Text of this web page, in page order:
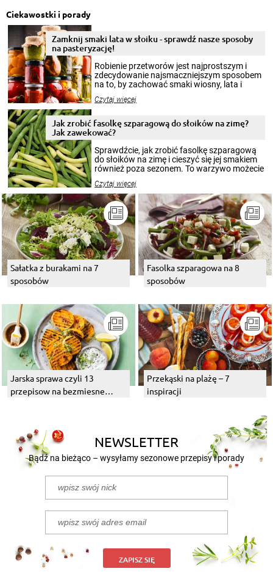
Ciekawostki i porady
Zamknij smaki lata w słoiku - sprawdź nasze sposoby
na pasteryzację!
Robienie przetworów jest najprostszym i
zdecydowanie najsmaczniejszym sposobem
na to, by zachować smaki wiosny, lata i
krajobrazów, by cieszyć nimi oko w sezonie
pełni poczuć atmosferę cieplejszych
miesięcy. Przygotowanie słoików ze
patenty, które pozwolą zachować świeżość
przetworów.
Czytaj więcej
Jak zrobić fasolkę szparagową do słoików na zimę?
Jak zawekować?
Sprawdźcie, jak zrobić fasolkę szparagową
do słoików na zimę i cieszyć się jej smakiem
również poza sezonem. To warzywo możecie
nasze propozycje!
Czytaj więcej
Sałatka z burakami na 7
sposobów
Fasolka szparagowa na 8
sposobów
Jarska sprawa czyli 13
przepisow na bezmiesne
Przekąski na plażę – 7
inspiracji
NEWSLETTER
Bądź na bieżąco – wysyłamy sezonowe przepisy i porady
ZAPISZ SIĘ